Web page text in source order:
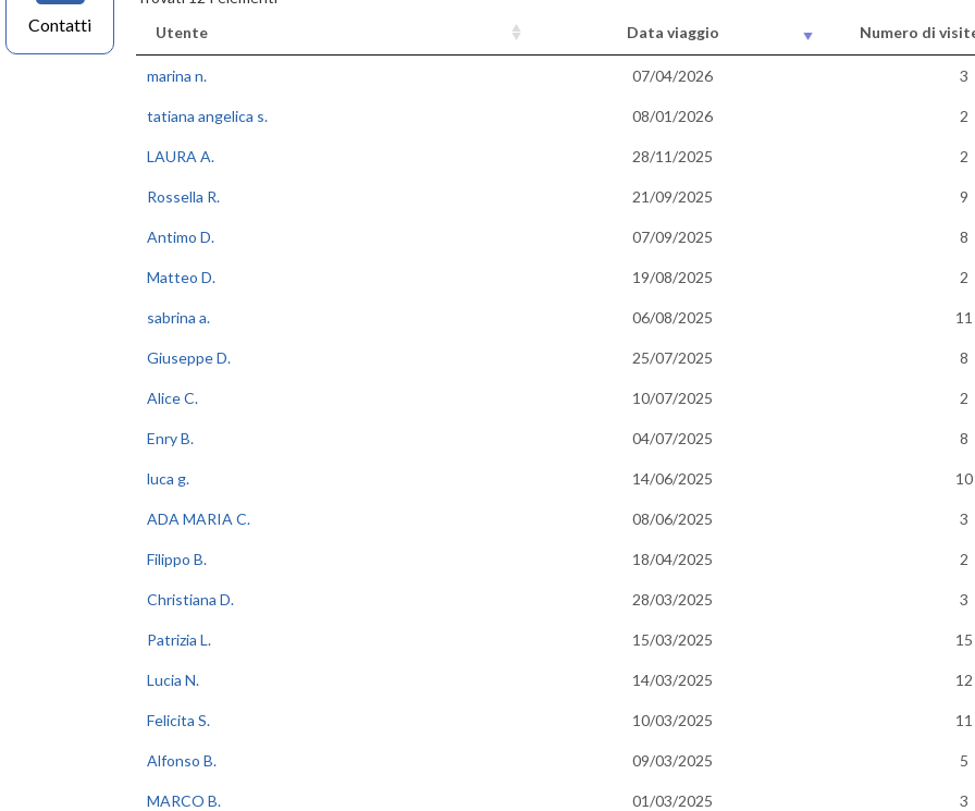
Contatti
Utente
Data viaggio Numero di
marina n. 07/04/2026 3
tatiana angelica s. 08/01/2026 2
LAURA A. 28/11/2025 2
Rossella R. 21/09/2025 9
Antimo D. 07/09/2025 8
Matteo D. 19/08/2025 2
sabrina a. 06/08/2025 11
Giuseppe D. 25/07/2025 8
Alice C. 10/07/2025 2
Enry B. 04/07/2025 8
luca g. 14/06/2025 10
ADA MARIA C. 08/06/2025 3
Filippo B. 18/04/2025 2
Christiana D. 28/03/2025 3
Patrizia L. 15/03/2025 15
Lucia N. 14/03/2025 12
Felicita S. 10/03/2025 11
Alfonso B. 09/03/2025 5
MARCO B. 01/03/2025 3